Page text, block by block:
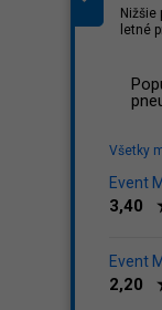
letné
Všetky
Event
3,40
Event
2,20